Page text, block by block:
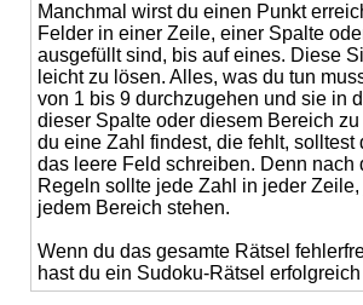
Manchmal wirst du einen Punkt
Felder in einer Zeile, einer Spalte
ausgefüllt sind, bis auf eines. Diese
leicht zu lösen. Alles, was du tun
von 1 bis 9 durchzugehen und sie in
dieser Spalte oder diesem Bereich
du eine Zahl findest, die fehlt, solltest
das leere Feld schreiben. Denn nach
Regeln sollte jede Zahl in jeder
jedem Bereich stehen.
Wenn du das gesamte Rätsel
hast du ein Sudoku-Rätsel